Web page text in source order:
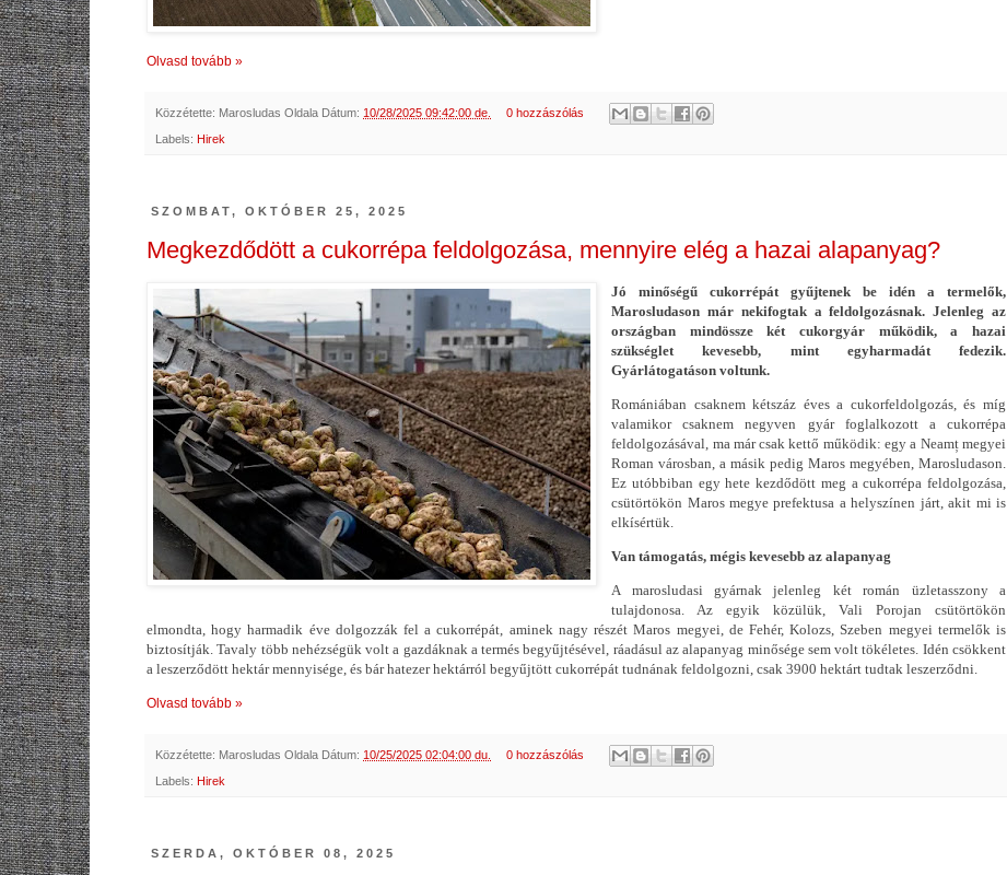
Olvasd tovább »
Közzétette: Marosludas Oldala Dátum: 10/28/2025 09:42:00 de. 0 hozzászólás
Labels: Hirek
SZOMBAT, OKTÓBER 25, 2025
Megkezdődött a cukorrépa feldolgozása, mennyire elég a hazai alapanyag?
Jó minőségű cukorrépát gyűjtenek be idén a termelők,
Marosludason már nekifogtak a feldolgozásnak. Jelenleg az
országban mindössze két cukorgyár működik, a hazai
szükséglet kevesebb, mint egyharmadát fedezik.
Gyárlátogatáson voltunk.
Romániában csaknem kétszáz éves a cukorfeldolgozás, és míg
valamikor csaknem negyven gyár foglalkozott a cukorrépa
feldolgozásával, ma már csak kettő működik: egy a Neamț megyei
Roman városban, a másik pedig Maros megyében, Marosludason.
Ez utóbbiban egy hete kezdődött meg a cukorrépa feldolgozása,
csütörtökön Maros megye prefektusa a helyszínen járt, akit mi is
elkísértük.
Van támogatás, mégis kevesebb az alapanyag
A marosludasi gyárnak jelenleg két román üzletasszony a
tulajdonosa. Az egyik közülük, Vali Porojan csütörtökön
elmondta, hogy harmadik éve dolgozzák fel a cukorrépát, aminek nagy részét Maros megyei, de Fehér, Kolozs, Szeben megyei termelők is
biztosítják. Tavaly több nehézségük volt a gazdáknak a termés begyűjtésével, ráadásul az alapanyag minősége sem volt tökéletes. Idén csökkent
a leszerződött hektár mennyisége, és bár hatezer hektárról begyűjtött cukorrépát tudnának feldolgozni, csak 3900 hektárt tudtak leszerződni.
Olvasd tovább »
Közzétette: Marosludas Oldala Dátum: 10/25/2025 02:04:00 du. 0 hozzászólás
Labels: Hirek
SZERDA, OKTÓBER 08, 2025